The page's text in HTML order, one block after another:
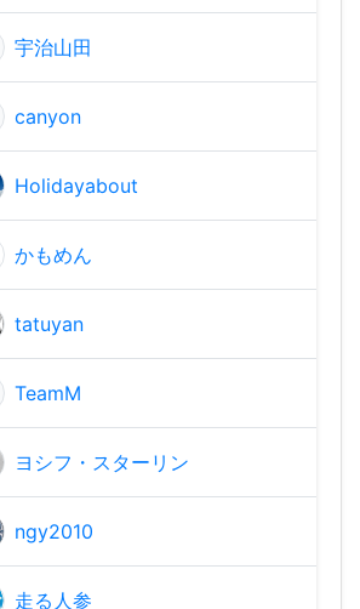
宇治山田
canyon
Holidayabout
かもめん
tatuyan
TeamM
ヨシフ・スターリン
ngy2010
走る人参